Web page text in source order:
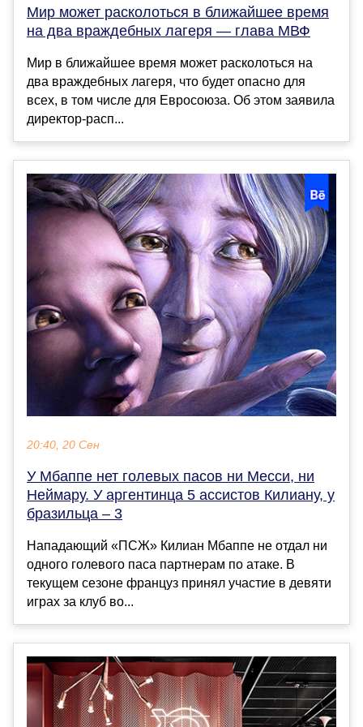
Мир может расколоться в ближайшее время
на два враждебных лагеря — глава МВФ
Мир в ближайшее время может расколоться на
два враждебных лагеря, что будет опасно для
всех, в том числе для Евросоюза. Об этом заявила
директор-расп...
20:40, 20 Сен
У Мбаппе нет голевых пасов ни Месси, ни
Неймару. У аргентинца 5 ассистов Килиану, у
бразильца – 3
Нападающий «ПСЖ» Килиан Мбаппе не отдал ни
одного голевого паса партнерам по атаке. В
текущем сезоне француз принял участие в девяти
играх за клуб во...